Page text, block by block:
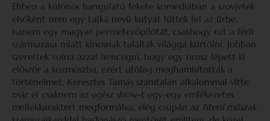
Ebben a különös hangulatú fekete komédiában a szovjetek
elsőként nem egy Lajka nevű kutyát lőttek fel az űrbe,
hanem egy magyar permetezőpilótát, csakhogy ezt a férfi
származása miatt kínosnak találták világgá kürtölni. Jobban
szerettek volna azzal hencegni, hogy egy orosz lépett ki
először a kozmoszba, ezért utólag meghamisították a
történelmet. Keresztes Tamás számtalan alkalommal vitte
már el csaknem az egész show-t egy-egy emlékezetes
mellékkaraktert megformálva, elég csupán az Isteni műszak